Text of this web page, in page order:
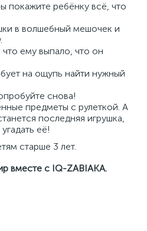
покажите ребёнку всё, что
в волшебный мешочек и
ему выпало, что он
на ощупь найти нужный
снова!
предметы с рулеткой. А
последняя игрушка,
её!
старше 3 лет.
вместе с IQ-ZABIAKA.